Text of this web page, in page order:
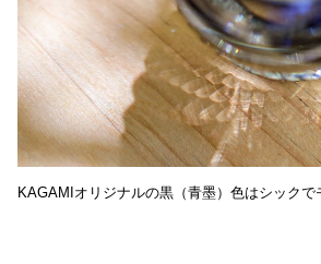
KAGAMIオリジナルの黒（青墨）色はシックで